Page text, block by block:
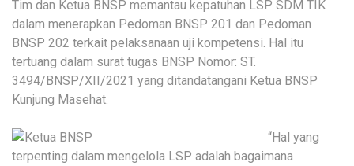
Tim dan Ketua BNSP memantau kepatuhan LSP SDM TIK
dalam menerapkan Pedoman BNSP 201 dan Pedoman
BNSP 202 terkait pelaksanaan uji kompetensi. Hal itu
tertuang dalam surat tugas BNSP Nomor: ST.
3494/BNSP/XII/2021 yang ditandatangani Ketua BNSP
Kunjung Masehat.
“Hal yang
terpenting dalam mengelola LSP adalah bagaimana